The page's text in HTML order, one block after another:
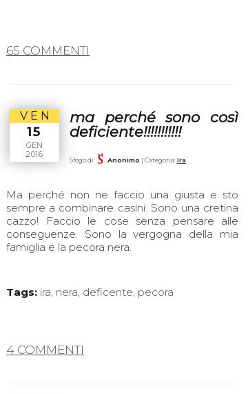
65 COMMENTI
VEN
15
GEN
2016
ma perché sono così
deficiente!!!!!!!!!!!
Sfogo di Anonimo | Categoria:Ira
Ma perché non ne faccio una giusta e sto
sempre a combinare casini. Sono una cretina
cazzo! Faccio le cose senza pensare alle
conseguenze. Sono la vergogna della mia
famiglia e la pecora nera.
Tags: ira, nera, deficente, pecora
4 COMMENTI